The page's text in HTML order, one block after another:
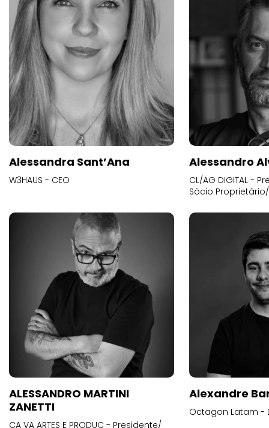
Alessandra Sant’Ana
W3HAUS - CEO
Alessandro
CL/AG DIGITAL -
Sócio
ALESSANDRO MARTINI
ZANETTI
CA VA ARTES E PRODUC - Presidente/
Alexandre
Octagon Latam -